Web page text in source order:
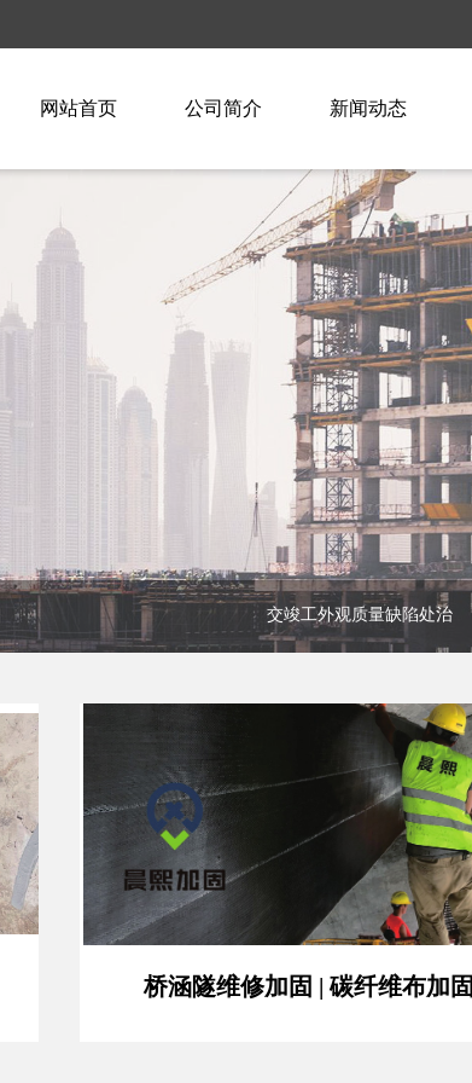
网站首页 公司简介 新闻动态
交竣工外观质量缺陷处治
桥涵隧维修加固 | 碳纤维布加固